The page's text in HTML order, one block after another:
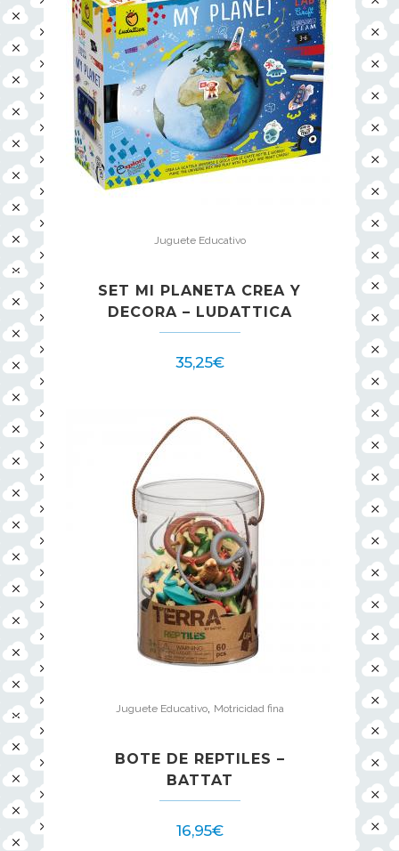
Juguete Educativo
SET MI PLANETA CREA Y
DECORA – LUDATTICA
35,25€
Juguete Educativo, Motricidad fina
BOTE DE REPTILES –
BATTAT
16,95€